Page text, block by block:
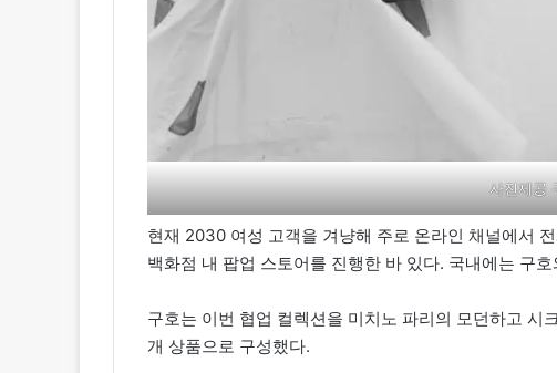
사진제공
현재 2030 여성 고객을 겨냥해 주로 온라인 채널에서
백화점 내 팝업 스토어를 진행한 바 있다. 국내에는 구
구호는 이번 협업 컬렉션을 미치노 파리의 모던하고 시
개 상품으로 구성했다.